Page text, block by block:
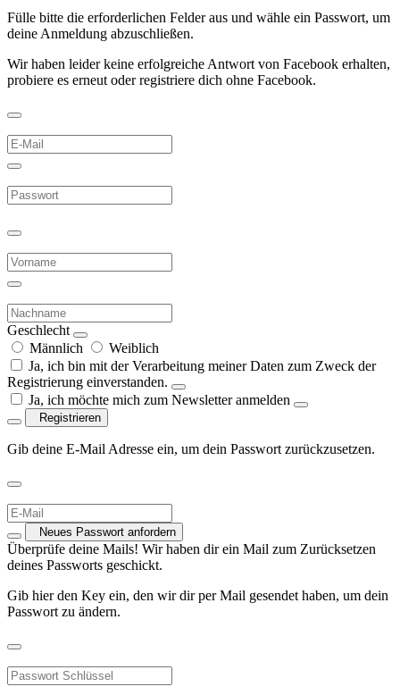
Fülle bitte die erforderlichen Felder aus und wähle ein Passwort, um
deine Anmeldung abzuschließen.
Wir haben leider keine erfolgreiche Antwort von Facebook erhalten,
probiere es erneut oder registriere dich ohne Facebook.
Geschlecht
Männlich
Weiblich
Ja, ich bin mit der Verarbeitung meiner Daten zum Zweck der
Registrierung einverstanden.
Ja, ich möchte mich zum Newsletter anmelden
Registrieren
Gib deine E-Mail Adresse ein, um dein Passwort zurückzusetzen.
Neues Passwort anfordern
Überprüfe deine Mails! Wir haben dir ein Mail zum Zurücksetzen
deines Passworts geschickt.
Gib hier den Key ein, den wir dir per Mail gesendet haben, um dein
Passwort zu ändern.